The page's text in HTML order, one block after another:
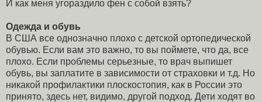
И как меня угораздило фен с собой взять?
Одежда и обувь
В США все однозначно плохо с детской ортопедической
обувью. Если вам это важно, то вы поймете, что да, все
плохо. Если проблемы серьезные, то врач выпишет
обувь, вы заплатите в зависимости от страховки и т.д. Но
никакой профилактики плоскостопия, как в России это
принято, здесь нет, видимо, другой подход. Дети ходят во